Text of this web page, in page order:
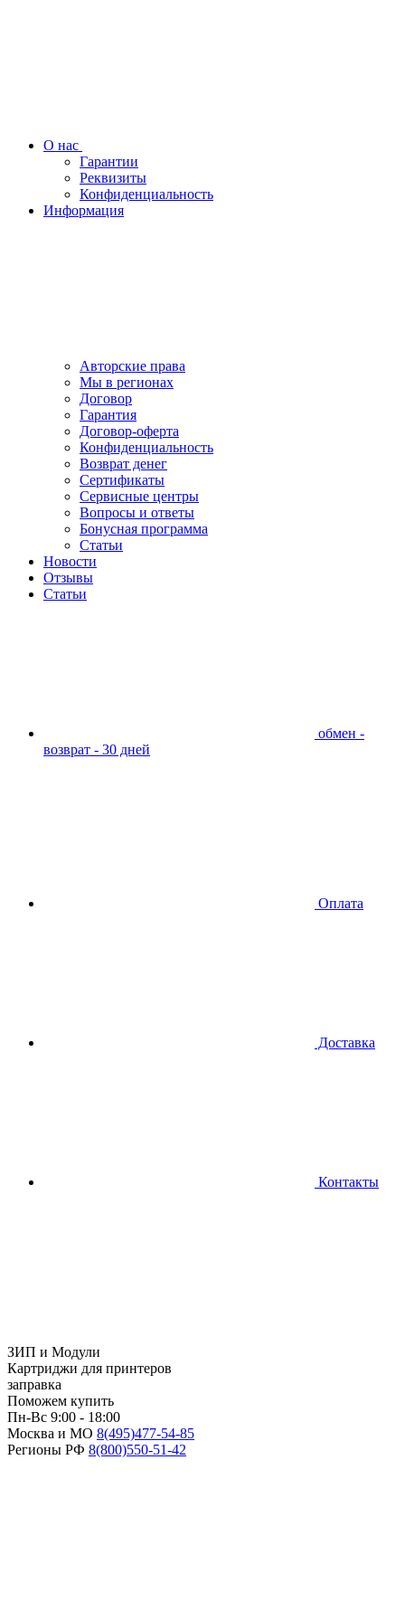
О нас
Гарантии
Реквизиты
Конфиденциальность
Информация
Авторские права
Мы в регионах
Договор
Гарантия
Договор-оферта
Конфиденциальность
Возврат денег
Сертификаты
Сервисные центры
Вопросы и ответы
Бонусная программа
Статьи
Новости
Отзывы
Статьи
обмен -
возврат - 30 дней
Оплата
Доставка
Контакты
ЗИП и Модули
Картриджи для принтеров
заправка
Поможем купить
Пн-Вс 9:00 - 18:00
Москва и МО 8(495)477-54-85
Регионы РФ 8(800)550-51-42